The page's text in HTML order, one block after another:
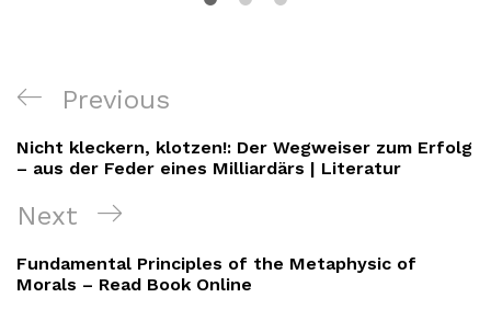
Navigation
de
l’article
Previous
Post
Previous
Nicht kleckern, klotzen!: Der Wegweiser zum Erfolg
– aus der Feder eines Milliardärs | Literatur
Next
Post
Next
Fundamental Principles of the Metaphysic of
Morals – Read Book Online